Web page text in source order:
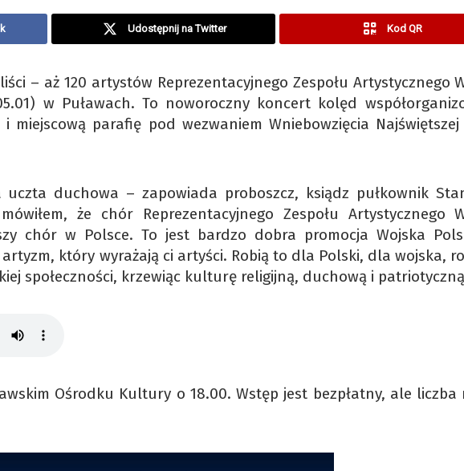
Udostępnij na Twitter Kod QR
– aż 120 artystów Reprezentacyjnego Zespołu Artystycznego
w Puławach. To noworoczny koncert kolęd
miejscową parafię pod wezwaniem Wniebowzięcia Najświętszej
duchowa – zapowiada proboszcz, ksiądz pułkownik
że chór Reprezentacyjnego Zespołu Artystycznego
chór w Polsce. To jest bardzo dobra promocja Wojska
który wyrażają ci artyści. Robią to dla Polski, dla wojska,
społeczności, krzewiąc kulturę religijną, duchową i
Ośrodku Kultury o 18.00. Wstęp jest bezpłatny, ale liczba